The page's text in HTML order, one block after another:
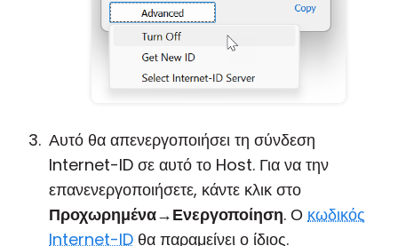
Αυτό θα απενεργοποιήσει τη σύνδεση
Internet-ID σε αυτό το Host. Για να την
επανενεργοποιήσετε, κάντε κλικ στο
Προχωρημένα→Ενεργοποίηση. Ο κωδικός
Internet-ID θα παραμείνει ο ίδιος.